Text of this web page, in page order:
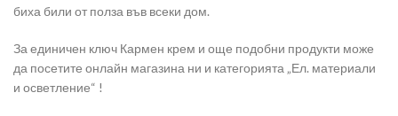
биха били от полза във всеки дом.
За единичен ключ Кармен крем и още подобни продукти може
да посетите онлайн магазина ни и категорията „Ел. материали
и осветление“ !